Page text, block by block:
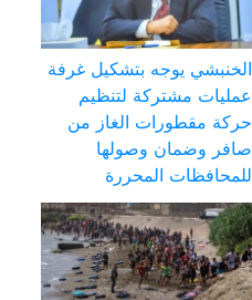
الخنبشي يوجه بتشكيل غرفة
عمليات مشتركة لتنظيم
حركة مقطورات الغاز من
صافر وضمان وصولها
للمحافظات المحررة